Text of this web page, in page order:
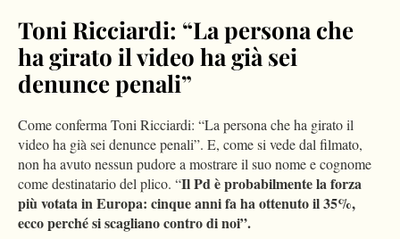
Toni Ricciardi: “La persona che
ha girato il video ha già sei
denunce penali”
Come conferma Toni Ricciardi: “La persona che ha girato il
video ha già sei denunce penali”. E, come si vede dal filmato,
non ha avuto nessun pudore a mostrare il suo nome e cognome
come destinatario del plico. “Il Pd è probabilmente la forza
più votata in Europa: cinque anni fa ha ottenuto il 35%,
ecco perché si scagliano contro di noi”.